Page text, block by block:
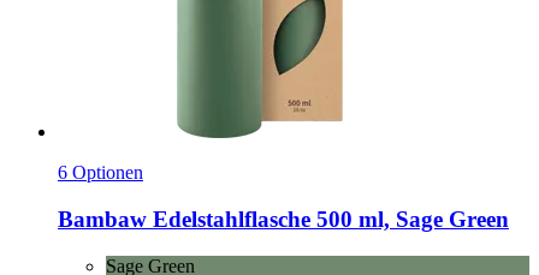
6 Optionen
Bambaw Edelstahlflasche 500 ml, Sage Green
Sage Green